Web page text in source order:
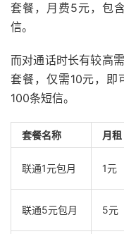
套餐，月费5元，包
信。
而对通话时长有较高
套餐，仅需10元，即
100条短信。
套餐名称 月租
联通1元包月 1元
联通5元包月 5元